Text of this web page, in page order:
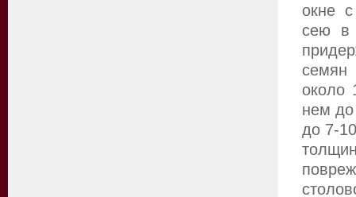
окне
сею в
около
нем до
до 7-